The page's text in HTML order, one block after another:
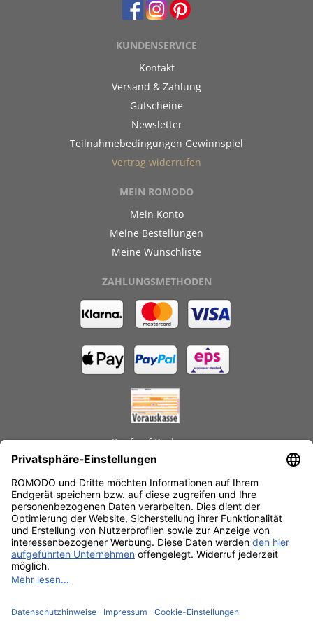
KUNDENSERVICE
Kontakt
Versand & Zahlung
Gutscheine
Newsletter
Teilnahmebedingungen Gewinnspiel
Vertrag widerrufen
MEIN ROMODO
Mein Konto
Meine Bestellungen
Meine Wunschliste
ZAHLUNGSMETHODEN
Kauf auf Rechnung
Schnelle Lieferzeiten
Käuferschutz
Datenschutz
SSL-Verschlüsselung